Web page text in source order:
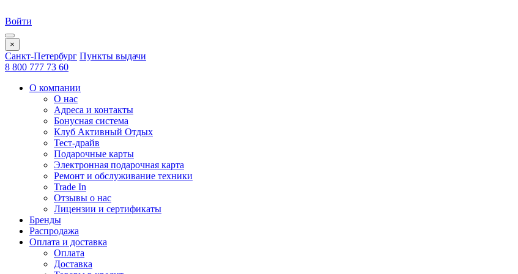
Войти
×
Санкт-Петербург Пункты выдачи
8 800 777 73 60
О компании
О нас
Адреса и контакты
Бонусная система
Клуб Активный Отдых
Тест-драйв
Подарочные карты
Электронная подарочная карта
Ремонт и обслуживание техники
Trade In
Отзывы о нас
Лицензии и сертификаты
Бренды
Распродажа
Оплата и доставка
Оплата
Доставка